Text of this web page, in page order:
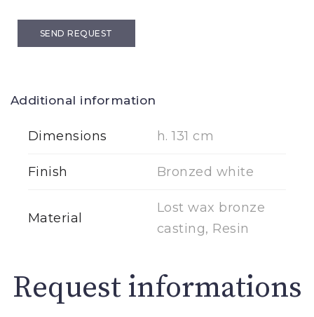
SEND REQUEST
Additional information
Dimensions h. 131 cm
Finish Bronzed white
Material
Lost wax bronze
casting, Resin
Request informations